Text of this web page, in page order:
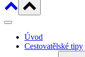
Úvod
Cestovatělské tipy